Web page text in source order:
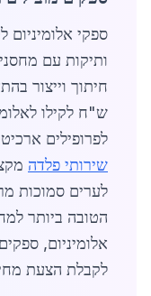
ספקי אלומיניום
ותיקות עם
לפרופילים
שירותי פלדה
לערים סמוכות
הטובה ביותר
אלומיניום,
לקבלת הצעת